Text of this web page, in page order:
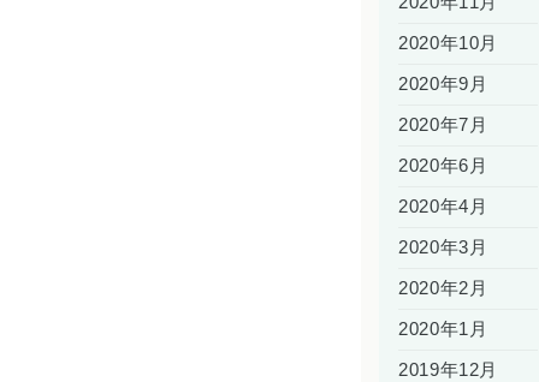
2020年10月
2020年9月
2020年7月
2020年6月
2020年4月
2020年3月
2020年2月
2020年1月
2019年12月